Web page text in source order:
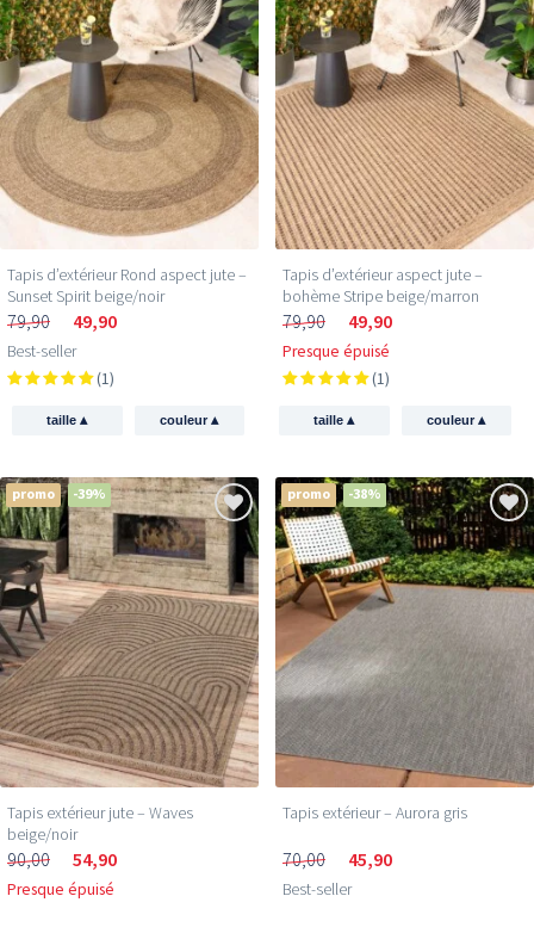
Tapis d’extérieur Rond aspect jute –
Sunset Spirit beige/noir
79,90 49,90
Best-seller
(1)
taille▴ couleur▴
Tapis d’extérieur aspect jute –
bohème Stripe beige/marron
79,90 49,90
Presque épuisé
(1)
taille▴ couleur▴
promo -39%
Tapis extérieur jute​ – Waves
beige/noir
90,00 54,90
Presque épuisé
promo -38%
Tapis extérieur – Aurora gris
70,00 45,90
Best-seller